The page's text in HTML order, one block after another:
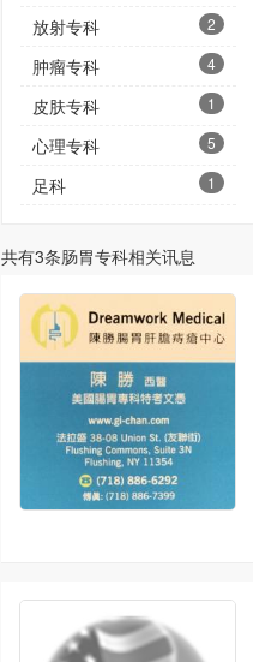
放射专科 2
肿瘤专科 4
皮肤专科 1
心理专科 5
足科 1
共有3条肠胃专科相关讯息